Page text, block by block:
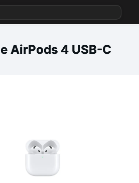
AirPods 4 USB-C